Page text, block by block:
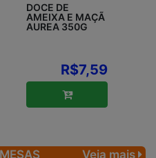
DOCE DE
AMEIXA E MAÇÃ
AUREA 350G
R$7,59
Veja mais